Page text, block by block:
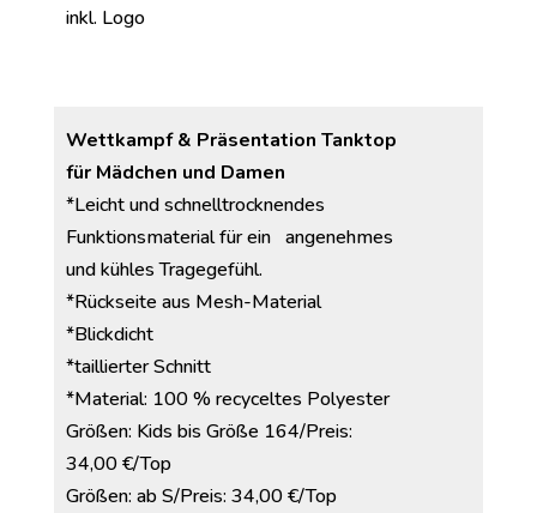
inkl. Logo
Wettkampf & Präsentation Tanktop
für Mädchen und Damen
*Leicht und schnelltrocknendes
Funktionsmaterial für ein angenehmes
und kühles Tragegefühl.
*Rückseite aus Mesh-Material
*Blickdicht
*taillierter Schnitt
*Material: 100 % recyceltes Polyester
Größen: Kids bis Größe 164/Preis:
34,00 €/Top
Größen: ab S/Preis: 34,00 €/Top